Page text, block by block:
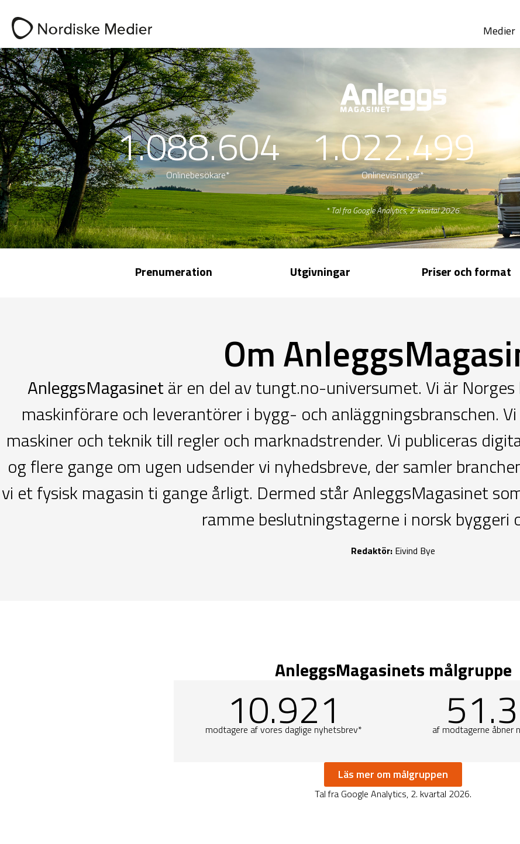
Medier
1.088.604 1.022.499
Onlinebesökare* Onlinevisningar*
* Tal fra Google Analytics, 2. kvartal 2026.
Prenumeration Utgivningar Priser och format
Om
AnleggsMagasinetär en del av tungt.no-universumet. Vi är
maskinförare och leverantörer i bygg- och anläggningsbranschen.
maskiner och teknik till regler och marknadstrender. Vi publiceras
og flere gange om ugen udsender vi nyhedsbreve, der samler
vi et fysisk magasin ti gange årligt. Dermed står AnleggsMagasinet
ramme beslutningstagerne i norsk byggeri
Redaktör: Eivind Bye
AnleggsMagasinets målgruppe
10.921
modtagere af vores daglige nyhetsbrev* af modtagerne åbner
Läs mer om målgruppen
Tal fra Google Analytics, 2. kvartal 2026.